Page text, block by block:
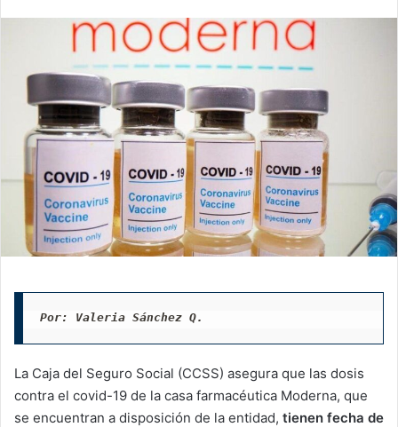
Por: Valeria Sánchez Q.
La Caja del Seguro Social (CCSS) asegura que las dosis
contra el covid-19 de la casa farmacéutica Moderna, que
se encuentran a disposición de la entidad, tienen fecha de